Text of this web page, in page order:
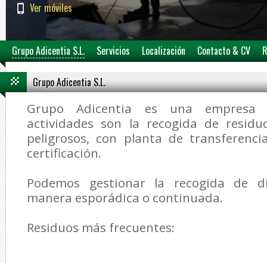
Ver móviles
Grupo Adicentia S.L. Servicios Localización Contacto & CV
Grupo Adicentia S.L.
Grupo Adicentia es una empresa
actividades son la recogida de
peligrosos, con planta de
certificación.
Podemos gestionar la recogida de
manera esporádica o continuada.
Residuos más frecuentes: